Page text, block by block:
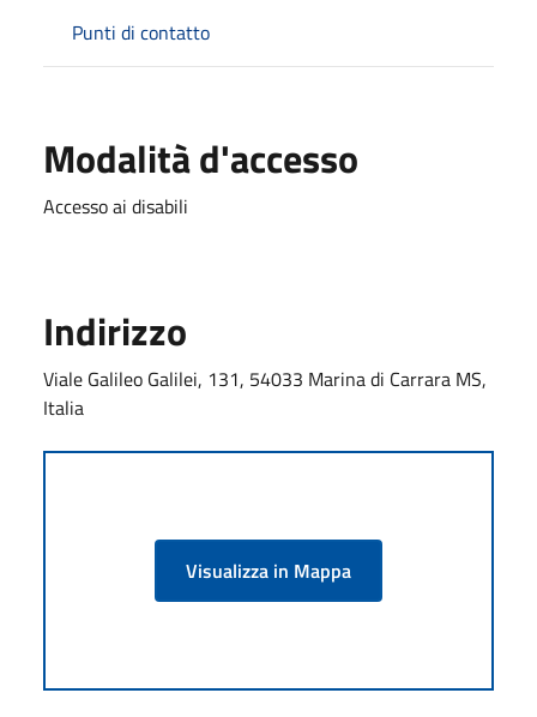
Punti di contatto
Modalità d'accesso
Accesso ai disabili
Indirizzo
Viale Galileo Galilei, 131, 54033 Marina di Carrara MS,
Italia
Visualizza in Mappa